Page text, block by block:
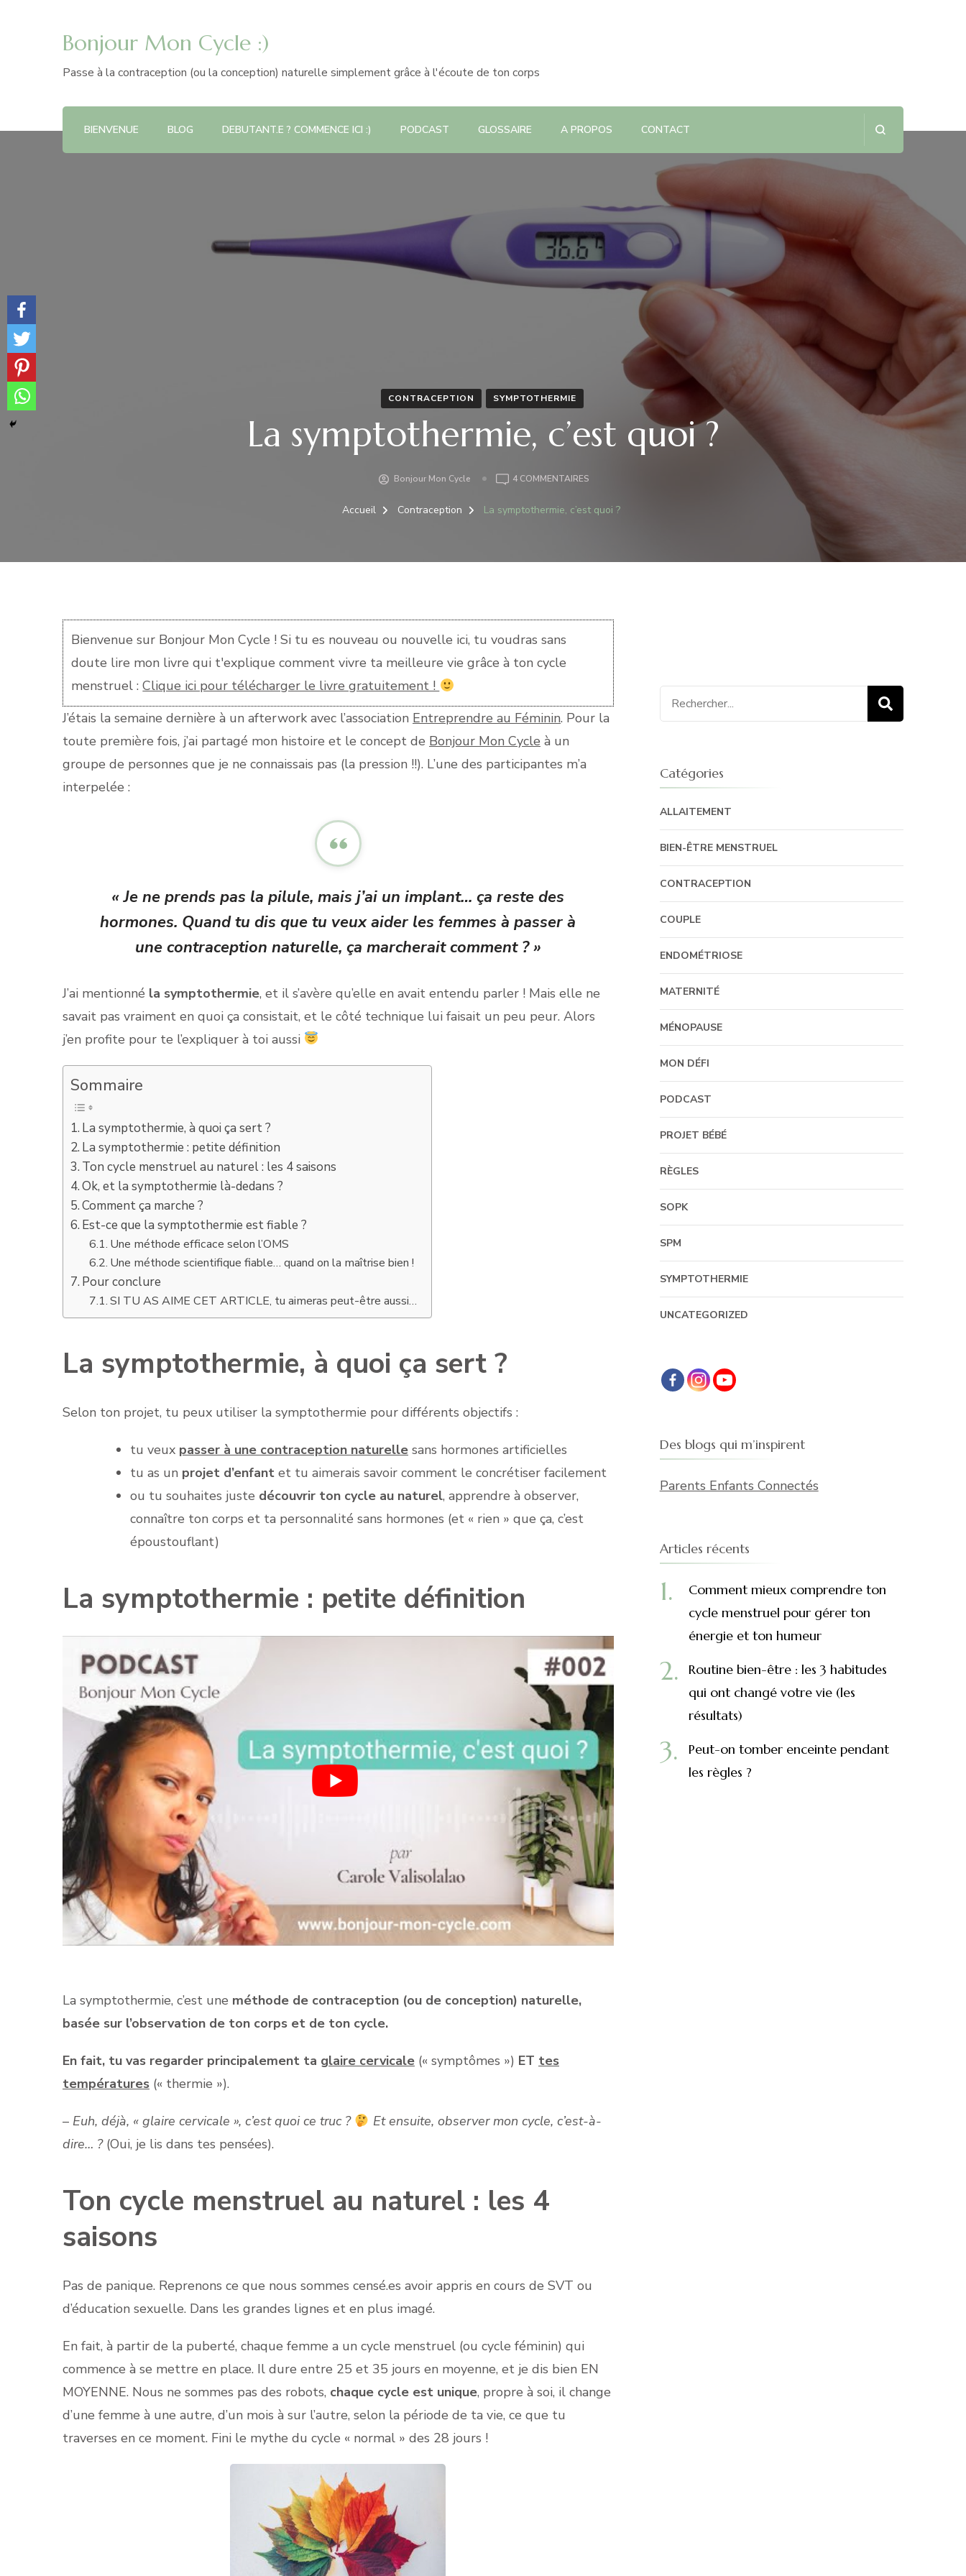
Bonjour Mon Cycle :)
Passe à la contraception (ou la conception) naturelle simplement grâce à l'écoute de ton corps
BIENVENUE BLOG DEBUTANT.E ? COMMENCE ICI :) PODCAST GLOSSAIRE A PROPOS CONTACT
CONTRACEPTION SYMPTOTHERMIE
La symptothermie, c’est quoi ?
Bonjour Mon Cycle 4 COMMENTAIRESSUR
SYMPTOTHERMIE,
Accueil Contraception La symptothermie, c’est quoi ?
Bienvenue sur Bonjour Mon Cycle ! Si tu es nouveau ou nouvelle ici, tu voudras sans
doute lire mon livre qui t'explique comment vivre ta meilleure vie grâce à ton cycle
menstruel :Clique ici pour télécharger le livre gratuitement !
J’étais la semaine dernière à un afterwork avec l’association Entreprendre au Féminin. Pour la
toute première fois, j’ai partagé mon histoire et le concept de Bonjour Mon Cycle à un
groupe de personnes que je ne connaissais pas (la pression !!). L’une des participantes m’a
interpelée :
« Je ne prends pas la pilule, mais j’ai un implant… ça reste des
hormones. Quand tu dis que tu veux aider les femmes à passer à
une contraception naturelle, ça marcherait comment ? »
J’ai mentionné la symptothermie, et il s’avère qu’elle en avait entendu parler ! Mais elle ne
savait pas vraiment en quoi ça consistait, et le côté technique lui faisait un peu peur. Alors
j’en profite pour te l’expliquer à toi aussi
Sommaire
La symptothermie, à quoi ça sert ?
La symptothermie : petite définition
Ton cycle menstruel au naturel : les 4 saisons
Ok, et la symptothermie là-dedans ?
Comment ça marche ?
Est-ce que la symptothermie est fiable ?
Une méthode efficace selon l’OMS
Une méthode scientifique fiable… quand on la maîtrise bien !
Pour conclure
SI TU AS AIME CET ARTICLE, tu aimeras peut-être aussi…
La symptothermie, à quoi ça sert ?
Selon ton projet, tu peux utiliser la symptothermie pour différents objectifs :
tu veux passer à une contraception naturelle sans hormones artificielles
tu as un projet d’enfant et tu aimerais savoir comment le concrétiser facilement
ou tu souhaites juste découvrir ton cycle au naturel, apprendre à observer,
connaître ton corps et ta personnalité sans hormones (et « rien » que ça, c’est
époustouflant)
La symptothermie : petite définition
La symptothermie, c’est une méthode de contraception (ou de conception) naturelle,
basée sur l’observation de ton corps et de ton cycle.
En fait, tu vas regarder principalement ta glaire cervicale (« symptômes ») ET tes
températures (« thermie »).
– Euh, déjà, « glaire cervicale », c’est quoi ce truc ?
Et ensuite, observer mon cycle, c’est-à-
dire… ?(Oui, je lis dans tes pensées).
Ton cycle menstruel au naturel : les 4
saisons
Pas de panique. Reprenons ce que nous sommes censé.es avoir appris en cours de SVT ou
d’éducation sexuelle. Dans les grandes lignes et en plus imagé.
En fait, à partir de la puberté, chaque femme a un cycle menstruel (ou cycle féminin) qui
commence à se mettre en place. Il dure entre 25 et 35 jours en moyenne, et je dis bien EN
MOYENNE. Nous ne sommes pas des robots, chaque cycle est unique, propre à soi, il change
d’une femme à une autre, d’un mois à sur l’autre, selon la période de ta vie, ce que tu
traverses en ce moment. Fini le mythe du cycle « normal » des 28 jours !
Recherche
pour
Catégories
ALLAITEMENT
BIEN-ÊTRE MENSTRUEL
CONTRACEPTION
COUPLE
ENDOMÉTRIOSE
MATERNITÉ
MÉNOPAUSE
MON DÉFI
PODCAST
PROJET BÉBÉ
RÈGLES
SOPK
SPM
SYMPTOTHERMIE
UNCATEGORIZED
Des blogs qui m’inspirent
Parents Enfants Connectés
Articles récents
Comment mieux comprendre ton
cycle menstruel pour gérer ton
énergie et ton humeur
Routine bien-être : les 3 habitudes
qui ont changé votre vie (les
résultats)
Peut-on tomber enceinte pendant
les règles ?